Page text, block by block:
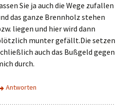
Sie ja auch die Wege zufallen
das ganze Brennholz stehen
liegen und hier wird dann
munter gefällt.Die setzen
auch das Bußgeld gegen
durch.
Antworten